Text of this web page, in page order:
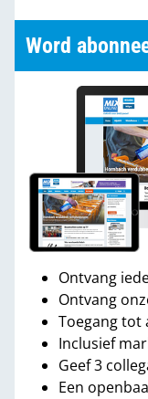
Word
Ontvang
Ontvang
Toegang tot
Inclusief
Geef 3
Een